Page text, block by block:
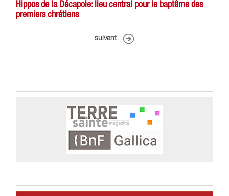
Hippos de la Décapole: lieu central pour le baptême des
premiers chrétiens
suivant